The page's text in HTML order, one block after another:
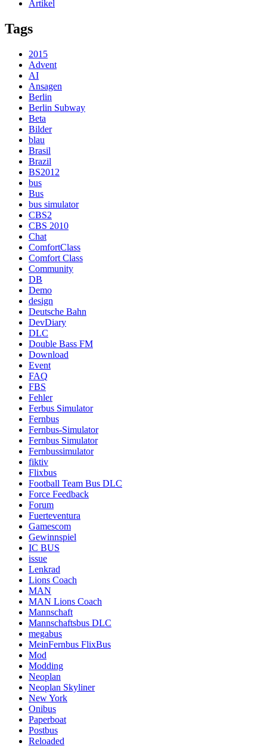
Artikel
Tags
2015
Advent
AI
Ansagen
Berlin
Berlin Subway
Beta
Bilder
blau
Brasil
Brazil
BS2012
bus
Bus
bus simulator
CBS2
CBS 2010
Chat
ComfortClass
Comfort Class
Community
DB
Demo
design
Deutsche Bahn
DevDiary
DLC
Double Bass FM
Download
Event
FAQ
FBS
Fehler
Ferbus Simulator
Fernbus
Fernbus-Simulator
Fernbus Simulator
Fernbussimulator
fiktiv
Flixbus
Football Team Bus DLC
Force Feedback
Forum
Fuerteventura
Gamescom
Gewinnspiel
IC BUS
issue
Lenkrad
Lions Coach
MAN
MAN Lions Coach
Mannschaft
Mannschaftsbus DLC
megabus
MeinFernbus FlixBus
Mod
Modding
Neoplan
Neoplan Skyliner
New York
Onibus
Paperboat
Postbus
Reloaded